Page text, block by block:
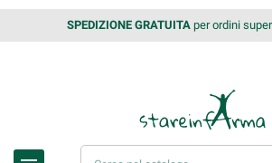
SPEDIZIONE GRATUITAper ordini